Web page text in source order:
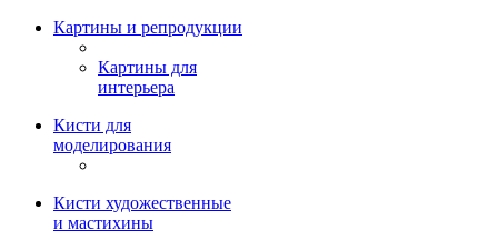
Картины и репродукции
Картины для
интерьера
Кисти для
моделирования
Кисти художественные
и мастихины